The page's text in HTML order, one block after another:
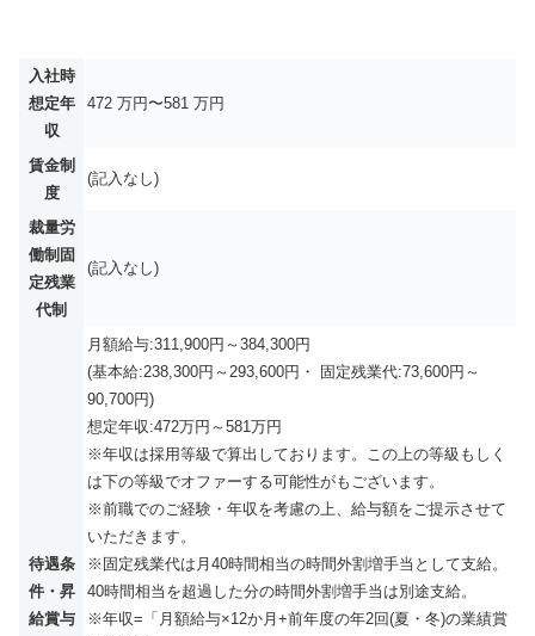
入社時
想定年
収
472 万円〜581 万円
賃金制
度
(記入なし)
裁量労
働制固
定残業
代制
(記入なし)
待遇条
件・昇
給賞与
月額給与:311,900円～384,300円
(基本給:238,300円～293,600円・ 固定残業代:73,600円～
90,700円)
想定年収:472万円～581万円
※年収は採用等級で算出しております。この上の等級もしく
は下の等級でオファーする可能性がもございます。
※前職でのご経験・年収を考慮の上、給与額をご提示させて
いただきます。
※固定残業代は月40時間相当の時間外割増手当として支給。
40時間相当を超過した分の時間外割増手当は別途支給。
※年収=「月額給与×12か月+前年度の年2回(夏・冬)の業績賞